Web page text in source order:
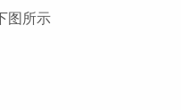
图所示